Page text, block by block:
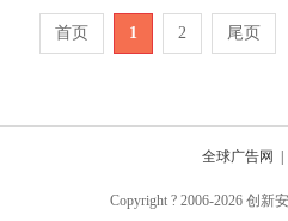
首页 1 2 尾页
全球广告网
Copyright ? 2006-2026 创新